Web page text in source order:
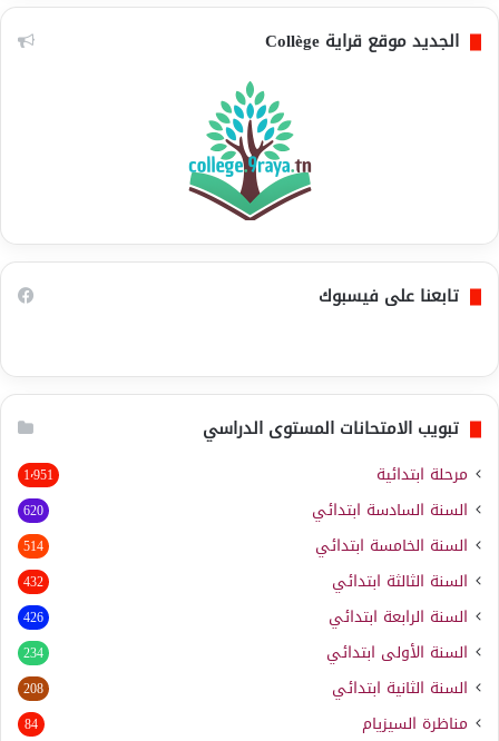
الجديد موقع قراية Collège
تابعنا على فيسبوك
تبويب الامتحانات المستوى الدراسي
مرحلة ابتدائية 1٬951
السنة السادسة ابتدائي 620
السنة الخامسة ابتدائي 514
السنة الثالثة ابتدائي 432
السنة الرابعة ابتدائي 426
السنة الأولى ابتدائي 234
السنة الثانية ابتدائي 208
مناظرة السيزيام 84